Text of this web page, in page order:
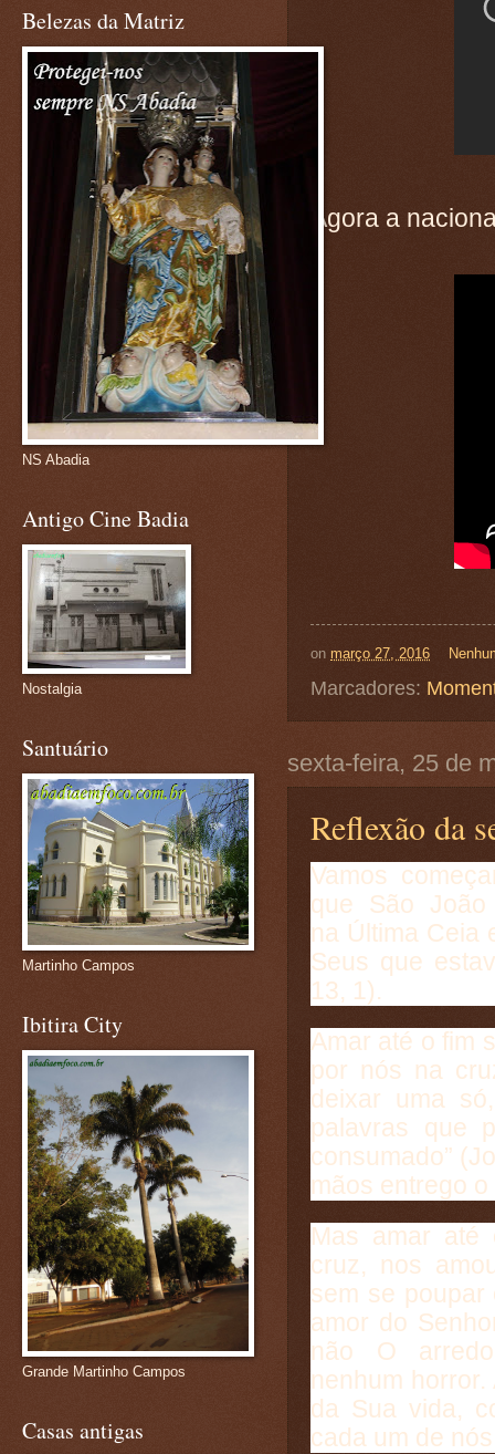
Agora a
on março 27, 2016
Marcadores:
sexta-feira, 25 de
Reflexão da
Vamos
que São
na Última Ceia
Seus que
13, 1).
Amar até o fim
por nós na
deixar uma
palavras que
consumado”
mãos entrego
Mas amar até
cruz, nos
sem se poupar
amor do
não O
nenhum
da Sua vida,
cada um de
Belezas da Matriz
NS Abadia
Antigo Cine Badia
Nostalgia
Santuário
Martinho Campos
Ibitira City
Grande Martinho Campos
Casas antigas